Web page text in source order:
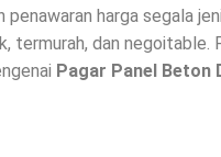
harga segala
termurah, dan negoitable.
Pagar Panel Beton